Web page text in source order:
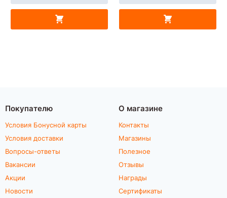
Покупателю
Условия Бонусной карты
Условия доставки
Вопросы-ответы
Вакансии
Акции
Новости
О магазине
Контакты
Магазины
Полезное
Отзывы
Награды
Сертификаты